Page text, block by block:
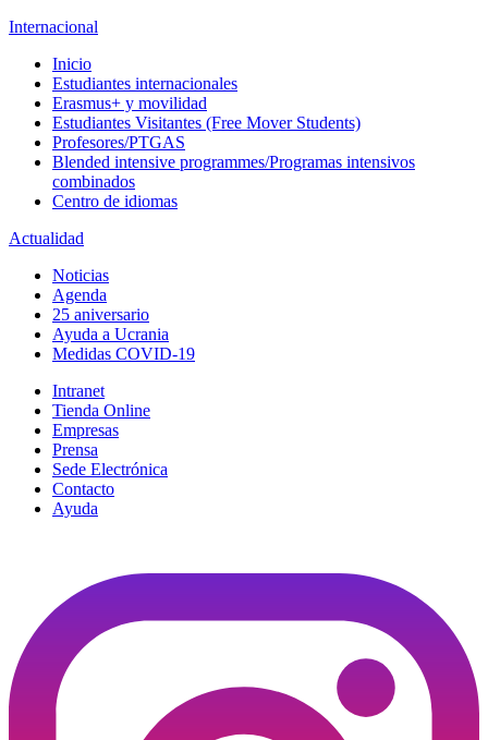
Internacional
Inicio
Estudiantes internacionales
Erasmus+ y movilidad
Estudiantes Visitantes (Free Mover Students)
Profesores/PTGAS
Blended intensive programmes/Programas intensivos
combinados
Centro de idiomas
Actualidad
Noticias
Agenda
25 aniversario
Ayuda a Ucrania
Medidas COVID-19
Intranet
Tienda Online
Empresas
Prensa
Sede Electrónica
Contacto
Ayuda